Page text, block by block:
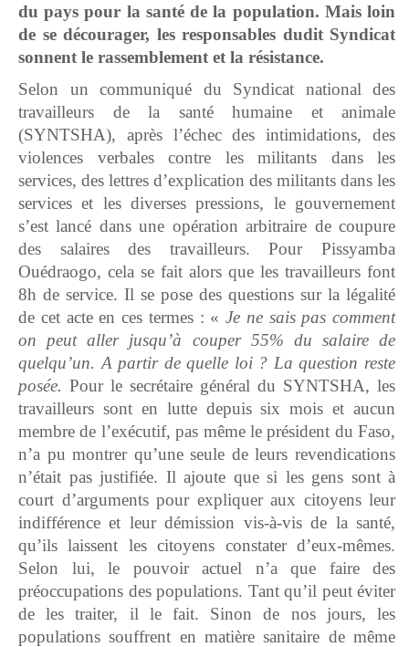
du pays pour la santé de la population. Mais loin
de se décourager, les responsables dudit Syndicat
sonnent le rassemblement et la résistance.
Selon un communiqué du Syndicat national des
travailleurs de la santé humaine et animale
(SYNTSHA), après l’échec des intimidations, des
violences verbales contre les militants dans les
services, des lettres d’explication des militants dans les
services et les diverses pressions, le gouvernement
s’est lancé dans une opération arbitraire de coupure
des salaires des travailleurs. Pour Pissyamba
Ouédraogo, cela se fait alors que les travailleurs font
8h de service. Il se pose des questions sur la légalité
de cet acte en ces termes : « Je ne sais pas comment
on peut aller jusqu’à couper 55% du salaire de
quelqu’un. A partir de quelle loi ? La question reste
posée. Pour le secrétaire général du SYNTSHA, les
travailleurs sont en lutte depuis six mois et aucun
membre de l’exécutif, pas même le président du Faso,
n’a pu montrer qu’une seule de leurs revendications
n’était pas justifiée. Il ajoute que si les gens sont à
court d’arguments pour expliquer aux citoyens leur
indifférence et leur démission vis-à-vis de la santé,
qu’ils laissent les citoyens constater d’eux-mêmes.
Selon lui, le pouvoir actuel n’a que faire des
préoccupations des populations. Tant qu’il peut éviter
de les traiter, il le fait. Sinon de nos jours, les
populations souffrent en matière sanitaire de même